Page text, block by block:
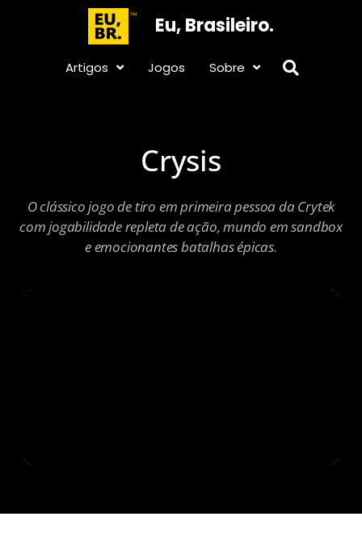
Eu, Brasileiro.
Artigos Jogos Sobre
Crysis
O clássico jogo de tiro em primeira pessoa da Crytek
com jogabilidade repleta de ação, mundo em sandbox
e emocionantes batalhas épicas.